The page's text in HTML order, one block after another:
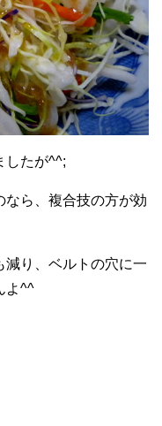
したが^^;
なら、複合技の方が効
減り、ベルトの穴に一
よ^^